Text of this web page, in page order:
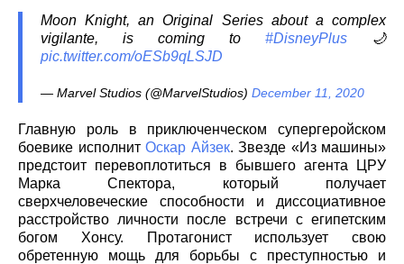
Moon Knight, an Original Series about a complex
vigilante, is coming to #DisneyPlus 🌙
pic.twitter.com/oESb9qLSJD
— Marvel Studios (@MarvelStudios) December 11, 2020
Главную роль в приключенческом супергеройском
боевике исполнит Оскар Айзек. Звезде «Из машины»
предстоит перевоплотиться в бывшего агента ЦРУ
Марка Спектора, который получает
сверхчеловеческие способности и диссоциативное
расстройство личности после встречи с египетским
богом Хонсу. Протагонист использует свою
обретенную мощь для борьбы с преступностью и